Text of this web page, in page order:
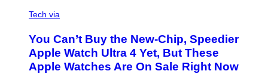
N
D
E
R
M
Tech via
You Can’t Buy the New-Chip, Speedier
Apple Watch Ultra 4 Yet, But These
Apple Watches Are On Sale Right Now